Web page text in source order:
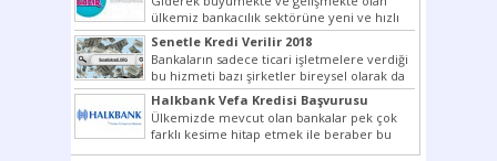
ülkemiz bankacılık sektörüne yeni ve hızlı
bir giriş yapmış olan...
Senetle Kredi Verilir 2018
Bankaların sadece ticari işletmelere verdiği
bu hizmeti bazı şirketler bireysel olarak da
vermektedir. Senetle kredi...
Halkbank Vefa Kredisi Başvurusu
Ülkemizde mevcut olan bankalar pek çok
farklı kesime hitap etmek ile beraber bu
noktada son...